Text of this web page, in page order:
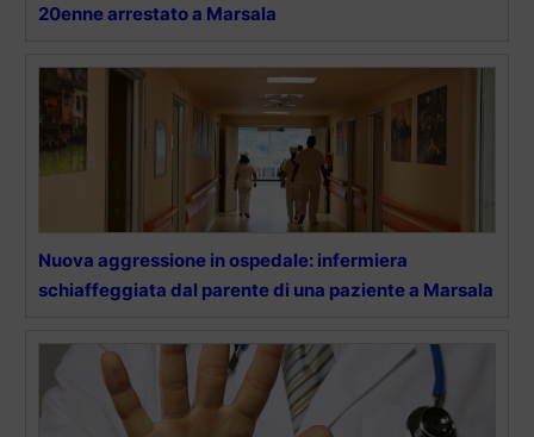
20enne arrestato a Marsala
Nuova aggressione in ospedale: infermiera
schiaffeggiata dal parente di una paziente a Marsala